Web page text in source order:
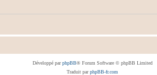
Développé parphpBB® Forum Software © phpBB Limited
Traduit parphpBB-fr.com